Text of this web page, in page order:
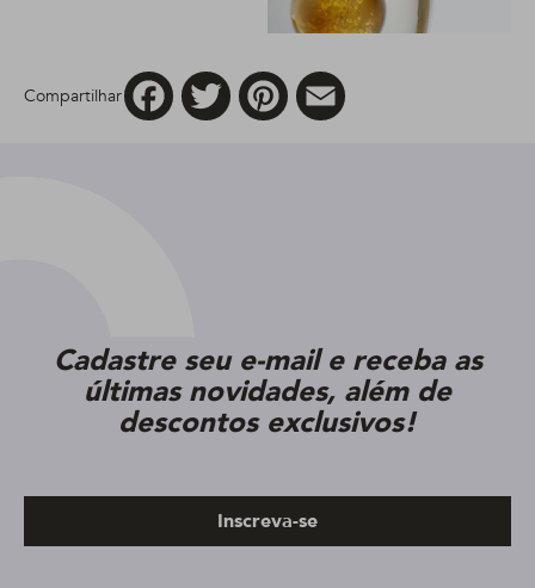
Compartilhar
FacebookTwitter Pinterest
Cadastre seu e-mail e receba as
últimas novidades, além de
descontos exclusivos!
Inscreva-se